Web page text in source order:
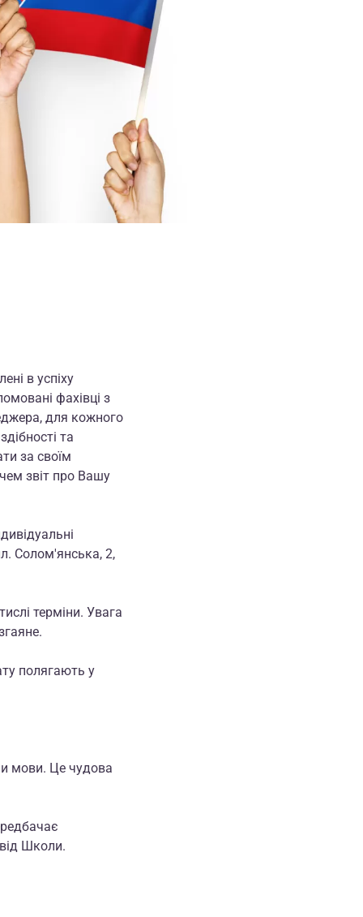
в успіху
фахівці з
для кожного
та
за своїм
звіт про Вашу
Солом'янська, 2,
терміни. Увага
полягають у
мови. Це чудова
Школи.